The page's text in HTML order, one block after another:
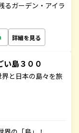
るガーデン・アイラ
詳細を見る
い島３００
と日本の島々を旅